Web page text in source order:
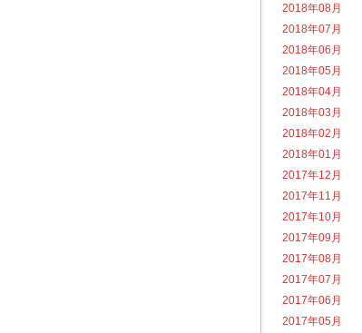
2018年08月
2018年07月
2018年06月
2018年05月
2018年04月
2018年03月
2018年02月
2018年01月
2017年12月
2017年11月
2017年10月
2017年09月
2017年08月
2017年07月
2017年06月
2017年05月